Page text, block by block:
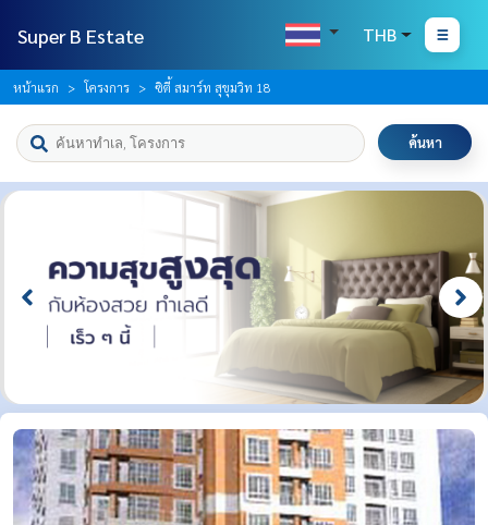
Super B Estate THB
หน้าแรก โครงการ ซิตี้ สมาร์ท สุขุมวิท 18
ค้นหา